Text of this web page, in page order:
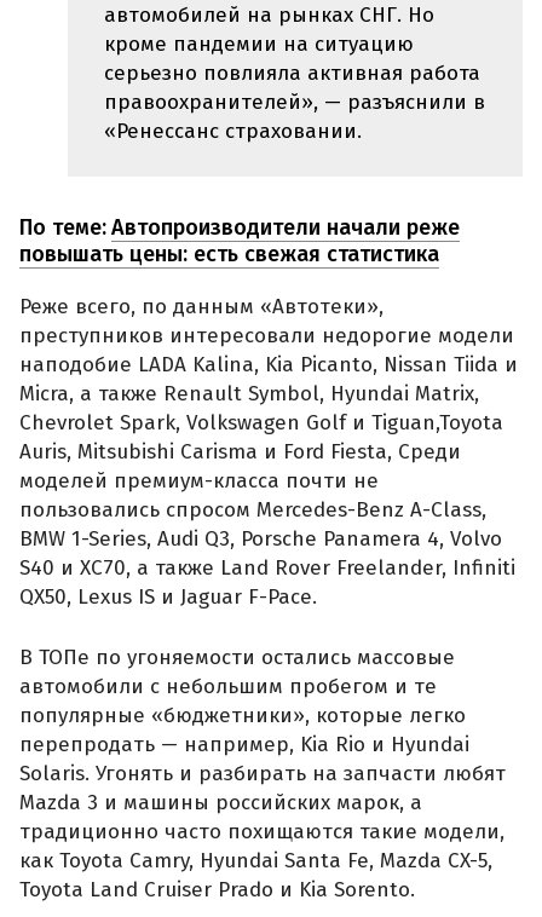
автомобилей на рынках СНГ. Но
кроме пандемии на ситуацию
серьезно повлияла активная работа
правоохранителей», — разъяснили в
«Ренессанс страховании.
По теме:Автопроизводители начали реже
повышать цены: есть свежая статистика
Реже всего, по данным «Автотеки»,
преступников интересовали недорогие модели
наподобие LADA Kalina, Kia Picanto, Nissan Tiida и
Micra, а также Renault Symbol, Hyundai Matrix,
Chevrolet Spark, Volkswagen Golf и Tiguan,Toyota
Auris, Mitsubishi Carisma и Ford Fiesta, Среди
моделей премиум-класса почти не
пользовались спросом Mercedes-Benz A-Class,
BMW 1-Series, Audi Q3, Porsche Panamera 4, Volvo
S40 и XC70, а также Land Rover Freelander, Infiniti
QX50, Lexus IS и Jaguar F-Pace.
В ТОПе по угоняемости остались массовые
автомобили с небольшим пробегом и те
популярные «бюджетники», которые легко
перепродать — например, Kia Rio и Hyundai
Solaris. Угонять и разбирать на запчасти любят
Mazda 3 и машины российских марок, а
традиционно часто похищаются такие модели,
как Toyota Camry, Hyundai Santa Fe, Mazda CX-5,
Toyota Land Cruiser Prado и Kia Sorento.